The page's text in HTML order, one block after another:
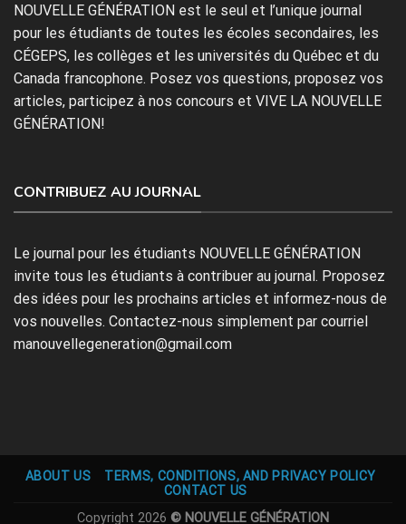
NOUVELLE GÉNÉRATION est le seul et l’unique journal
pour les étudiants de toutes les écoles secondaires, les
CÉGEPS, les collèges et les universités du Québec et du
Canada francophone. Posez vos questions, proposez vos
articles, participez à nos concours et VIVE LA NOUVELLE
GÉNÉRATION!
CONTRIBUEZ AU JOURNAL
Le journal pour les étudiants NOUVELLE GÉNÉRATION
invite tous les étudiants à contribuer au journal. Proposez
des idées pour les prochains articles et informez-nous de
vos nouvelles. Contactez-nous simplement par courriel
manouvellegeneration@gmail.com
ABOUT US
TERMS, CONDITIONS, AND PRIVACY POLICY
CONTACT US
Copyright 2026 © NOUVELLE GÉNÉRATION